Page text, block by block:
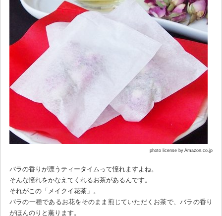
photo license by Amazon.co.jp
バラの香りが漂うティータイムって憧れますよね。
そんな憧れをかなえてくれるお茶があるんです。
それがこの「メイクイ花茶」。
バラの一種であるお花をそのまま煎じていただくお茶で、バラの香り
がほんのりと薫ります。